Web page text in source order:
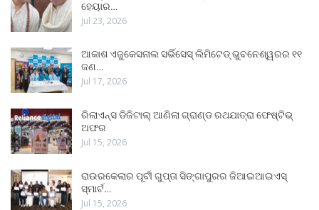
ହେୟାର…
Jul 23, 2026
ଆକାଶ ଏଜୁକେସନାଲ ସର୍ଭିସେସ୍ ଲିମିଟେଡ୍ ଭୁବନେଶ୍ୱରର ୧୧
ଜଣ…
Jul 17, 2026
ରିଲାଏନ୍ସ ଡିଜିଟାଲ୍ ଆଣିଲା ଗ୍ରାଣ୍ଡ ରଥଯାତ୍ରା ଫେଷ୍ଟିଭ୍
ଅଫର
Jul 15, 2026
ରାଉରକେଲାର ପୂର୍ବୀ ଗୁପ୍ତା ସିଙ୍ଗାପୁରର ଜିଆଇଆଇଏସ୍
ସ୍ମାର୍ଟ…
Jul 15, 2026